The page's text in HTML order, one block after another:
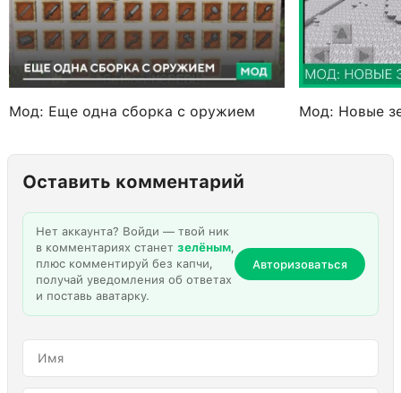
Мод: Еще одна сборка с оружием Мод: Новые
Оставить комментарий
Нет аккаунта? Войди — твой ник
в комментариях станет зелёным,
плюс комментируй без капчи,
получай уведомления об ответах
и поставь аватарку.
Авторизоваться